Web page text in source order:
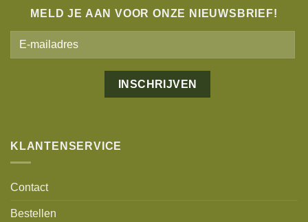
MELD JE AAN VOOR ONZE NIEUWSBRIEF!
KLANTENSERVICE
Contact
Bestellen